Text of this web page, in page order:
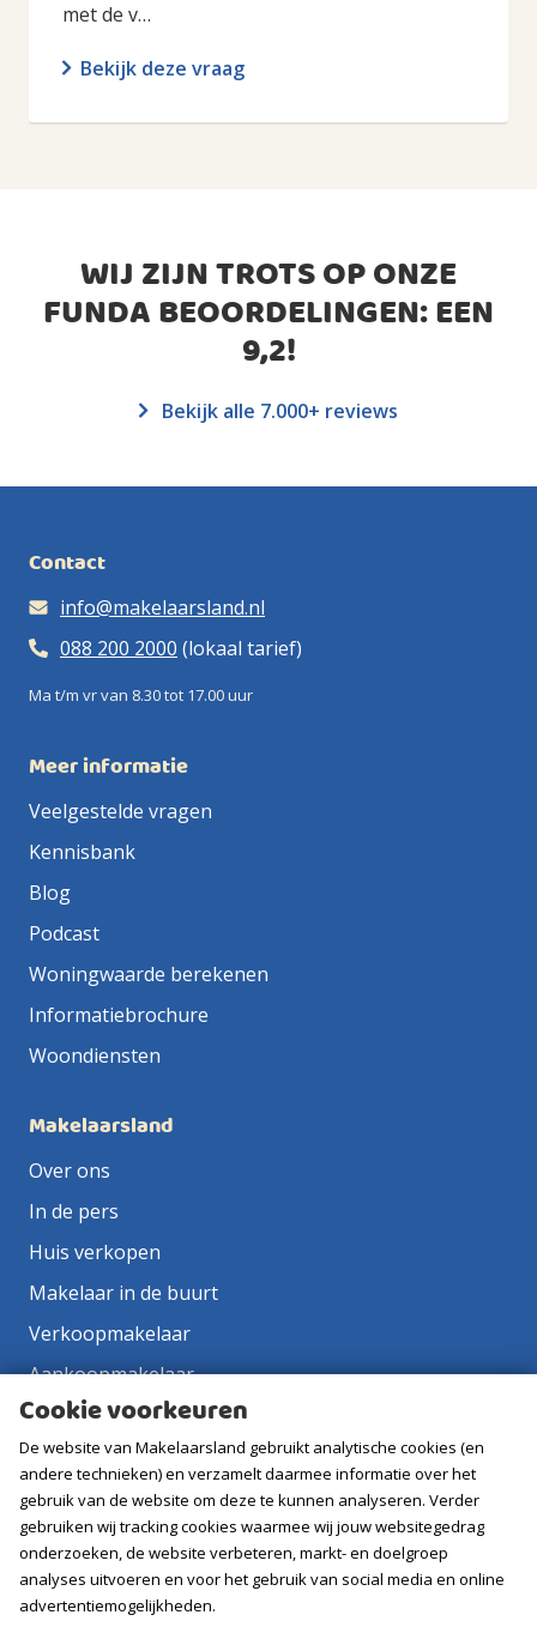
met de v…
Bekijk deze vraag
WIJ ZIJN TROTS OP ONZE
FUNDA BEOORDELINGEN: EEN
9,2!
Bekijk alle 7.000+ reviews
Contact
info@makelaarsland.nl
088 200 2000 (lokaal tarief)
Ma t/m vr van 8.30 tot 17.00 uur
Meer informatie
Veelgestelde vragen
Kennisbank
Blog
Podcast
Woningwaarde berekenen
Informatiebrochure
Woondiensten
Makelaarsland
Over ons
In de pers
Huis verkopen
Makelaar in de buurt
Verkoopmakelaar
Aankoopmakelaar
Contact
Vacatures
Volg ons
Cookie voorkeuren
De website van Makelaarsland gebruikt analytische cookies (en
andere technieken) en verzamelt daarmee informatie over het
gebruik van de website om deze te kunnen analyseren. Verder
gebruiken wij tracking cookies waarmee wij jouw websitegedrag
onderzoeken, de website verbeteren, markt- en doelgroep
analyses uitvoeren en voor het gebruik van social media en online
advertentiemogelijkheden.